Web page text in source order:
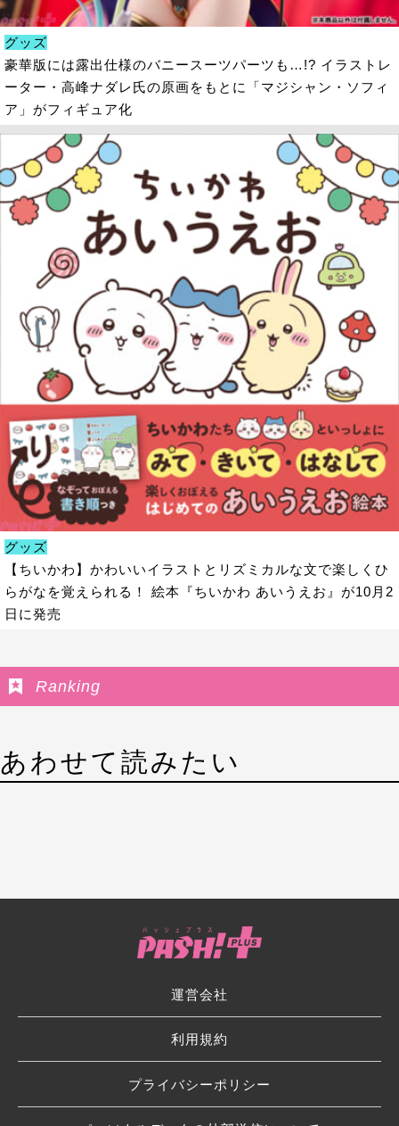
グッズ
豪華版には露出仕様のバニースーツパーツも…!? イラストレ
ーター・高峰ナダレ氏の原画をもとに「マジシャン・ソフィ
ア」がフィギュア化
グッズ
【ちいかわ】かわいいイラストとリズミカルな文で楽しくひ
らがなを覚えられる！ 絵本『ちいかわ あいうえお』が10月2
日に発売
Ranking
あわせて読みたい
運営会社
利用規約
プライバシーポリシー